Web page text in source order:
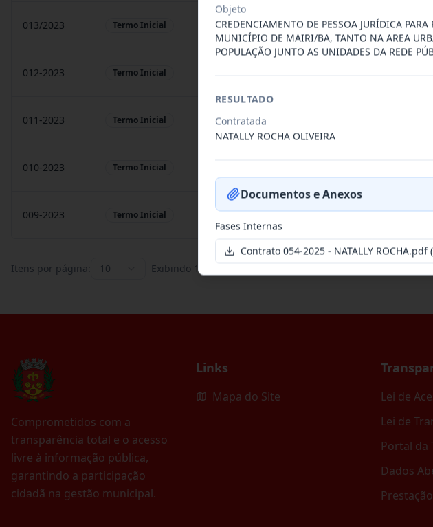
013/2023 Termo Inicial Constitui o objeto do presente contrato a
012-2023 Termo Inicial
011-2023 Termo Inicial Contratação de empresa especializada na
010-2023 Termo Inicial
009-2023 Termo Inicial Contratação de pessoa jurídica para prestação
Itens por página: 10 Exibindo 1
Comprometidos com a
transparência total e o acesso
livre à informação pública,
garantindo a participação
cidadã na gestão municipal.
Links
Mapa do Site
Lei de
Lei de
Portal da
Dados
Objeto
CREDENCIAMENTO DE PESSOA JURÍDICA
MUNICÍPIO DE MAIRI/BA, TANTO NA AREA
POPULAÇÃO JUNTO AS UNIDADES DA REDE
RESULTADO
Contratada
NATALLY ROCHA OLIVEIRA
Documentos e Anexos
Fases Internas
Contrato 054-2025 - NATALLY ROCHA.pdf